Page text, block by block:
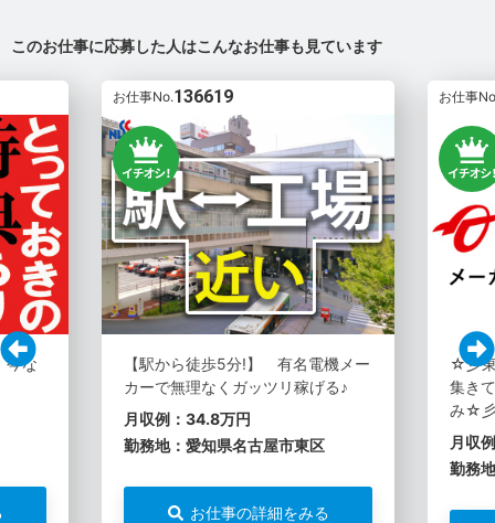
このお仕事に応募した人はこんなお仕事も見ています
今な
お仕事No.136619
【駅から徒歩5分!】 有名電機メー
カーで無理なくガッツリ稼げる♪
月収例：34.8万円
勤務地：愛知県名古屋市東区
お仕事の詳細をみる
お仕事
☆彡
集き
み☆
月収
勤務